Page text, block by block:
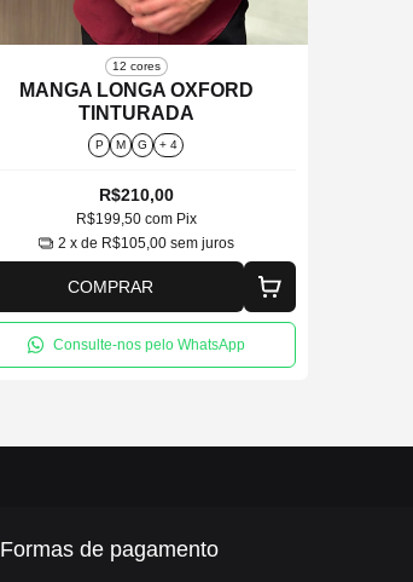
12 cores
MANGA LONGA OXFORD
TINTURADA
P M G + 4
R$210,00
R$199,50 com Pix
2 x de R$105,00 sem juros
COMPRAR
Consulte-nos pelo WhatsApp
Formas de pagamento